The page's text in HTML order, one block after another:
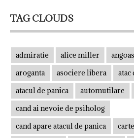
TAG CLOUDS
admiratie alice miller
aroganta
asociere libera
atac
atacul de panica
automutilare
cand ai nevoie de psiholog
cand apare atacul de panica